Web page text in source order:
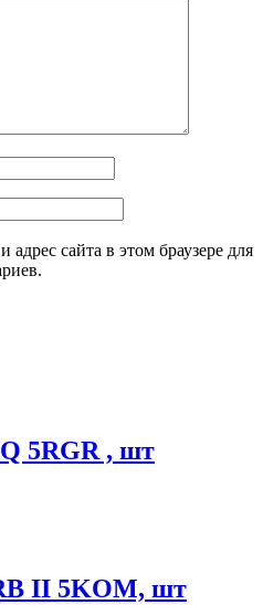
сайта в этом браузере для
5RGR , шт
II 5KOM, шт